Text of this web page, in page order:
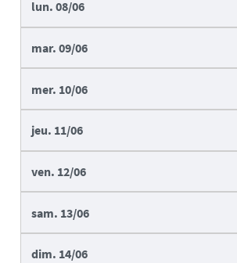
lun. 08/06
mar. 09/06
mer. 10/06
jeu. 11/06
ven. 12/06
sam. 13/06
dim. 14/06